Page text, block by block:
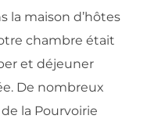
la maison d’hôtes
chambre était
et déjeuner
De nombreux
la Pourvoirie